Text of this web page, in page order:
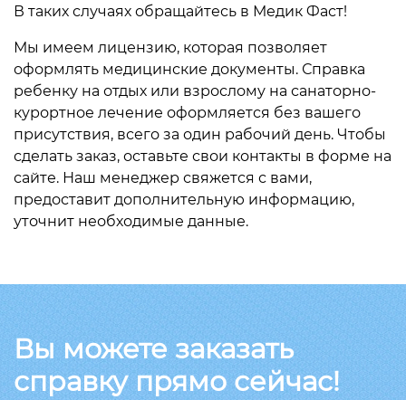
В таких случаях обращайтесь в Медик Фаст!
Мы имеем лицензию, которая позволяет
оформлять медицинские документы. Справка
ребенку на отдых или взрослому на санаторно-
курортное лечение оформляется без вашего
присутствия, всего за один рабочий день. Чтобы
сделать заказ, оставьте свои контакты в форме на
сайте. Наш менеджер свяжется с вами,
предоставит дополнительную информацию,
уточнит необходимые данные.
Вы можете заказать
справку прямо сейчас!